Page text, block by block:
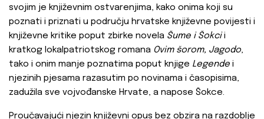
svojim je književnim ostvarenjima, kako onima koji su
poznati i priznati u području hrvatske književne povijesti i
književne kritike poput zbirke novela Šume i Šokcii
kratkog lokalpatriotskog romana Ovim šorom, Jagodo,
tako i onim manje poznatima poput knjige Legende i
njezinih pjesama razasutim po novinama i časopisima,
zadužila sve vojvođanske Hrvate, a napose Šokce.
Proučavajući njezin književni opus bez obzira na razdoblje